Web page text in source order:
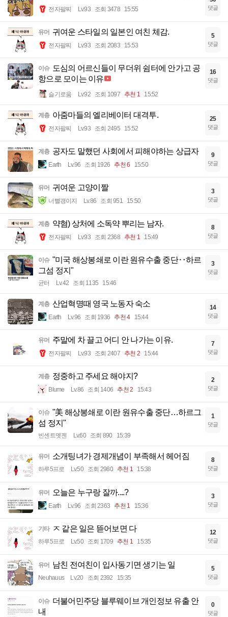
전자팔찌 Lv.93 조회 3478 15:55 댓글
유머 귀여운 스타일의 일본인 여친 체감.
전자팔찌 Lv.93 조회 2083 15:53
5
댓글
이슈 도심의 어르신들이 무더위 쉼터에 안가고 공
항으로 모이는 이유
슬기로움 Lv.92 조회 1097 추천 1 15:52
16
댓글
계층 아줌마들의 엘리베이터 대격투.
전자팔찌 Lv.93 조회 2495 15:52
25
댓글
계층 공자도 말했던 사회에서 피해야하는 상급자
Earth Lv.96 조회 1926 추천 6 15:50
9
댓글
유머 귀여운 고양이짤
너빨갱이지 Lv.86 조회 951 15:50
3
댓글
계층 약혐) 상처에 소독약 뿌리는 남자.
전자팔찌 Lv.93 조회 2368 추천 1 15:49
8
댓글
이슈 "미국 해상봉쇄로 이란 원유수출 중단‥하르
그섬 정지"
균터 Lv.42 조회 1135 15:46
3
댓글
계층 산업혁명때 영국 노동자 숙소
Earth Lv.96 조회 1936 추천 4 15:44
14
댓글
유머 주말에 차 끌고 어디 안 나가는 이유.
전자팔찌 Lv.93 조회 2407 추천 2 15:44
7
댓글
계층 정중하고 주세요 해야지?
Blume Lv.86 조회 1406 추천 2 15:43
2
댓글
이슈 "美 해상봉쇄로 이란 원유수출 중단…하르그
섬 정지"
빈센트멧젠 Lv.60 조회 890 15:39
1
댓글
유머 소개팅녀가 경제개념이 부족해서 헤어짐
하루5프로 Lv.50 조회 2980 추천 1 15:38
8
댓글
유머 오늘은 누구랑 잘까....?
Earth Lv.96 조회 2363 추천 1 15:36
3
댓글
기타 ㅈ 같은 일은 뜯어보면 다
하루5프로 Lv.50 조회 1709 추천 1 15:35
12
댓글
유머 남친 전여친이 입사동기면 생기는 일
Neuhauus Lv.20 조회 2392 15:35
5
댓글
이슈 더불어민주당 블루웨이브 개인정보 유출 안
내
0
댓글